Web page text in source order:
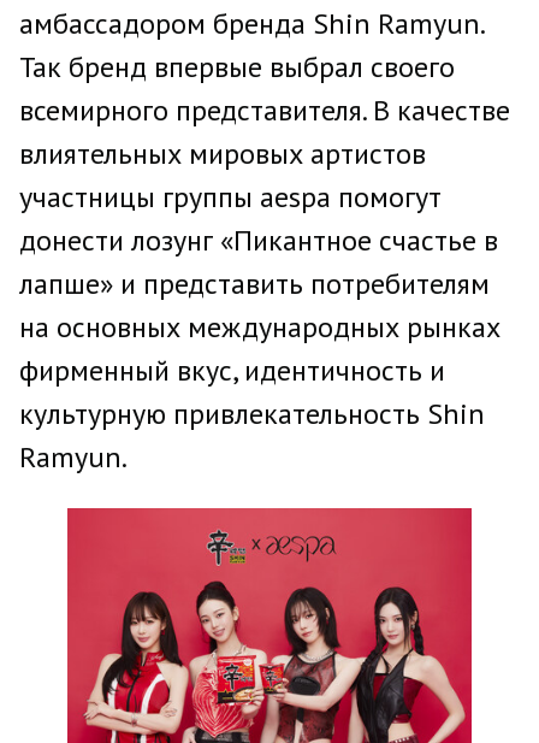
амбассадором бренда Shin Ramyun.
Так бренд впервые выбрал своего
всемирного представителя. В качестве
влиятельных мировых артистов
участницы группы aespa помогут
донести лозунг «Пикантное счастье в
лапше» и представить потребителям
на основных международных рынках
фирменный вкус, идентичность и
культурную привлекательность Shin
Ramyun.